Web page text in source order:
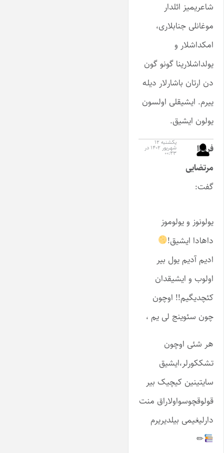
شاعریمیز ائلدار
موغانلی جنابلاری،
امکداشلار و
یولداشلارینا گونو گون
دن ارتان باشارلار دیله
ییرم. ایشیقلی اولسون
یولون ایشیق.
فریباا
مرتضایی
گفت:
یکشنبه ۱۲
شهریور ۱۴۰۲ در
۰۰:۴۳
یولونوز و یولوموز
داهادا ایشیق!
ادیم آدیم یول بیر
اولوب و ایشیقدان
کئچدیگیم!! اوچون
چون سئوینج لی یم ،
هر شئی اوچون
تشککورلر،ایشیق
سایتینین کیچیک بیر
قولوقچوسو‌اولاراق منت
دارلیغیمی بیلدیریرم
✏